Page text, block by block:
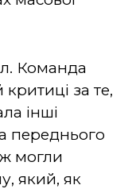
Команда
критиці за те,
інші
переднього
могли
який, як